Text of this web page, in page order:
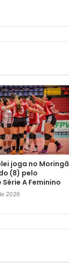
joga no
(8) pelo
A Feminino
2026